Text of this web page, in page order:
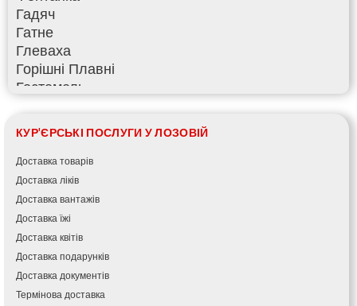
КУР'ЄРСЬКІ ПОСЛУГИ У ЛОЗОВІЙ
Доставка товарів
Доставка ліків
Доставка вантажів
Доставка їжі
Доставка квітів
Доставка подарунків
Доставка документів
Термінова доставка
Гадяч
Гатне
Глеваха
Горішні Плавні
Гостомель
Херсон
Хмельницький
Хмільник
Ірпінь
Івано-Франківськ
Ізмаїл
Кагарлик
Калуш
Кам’янець-Подільський
Кам’янка